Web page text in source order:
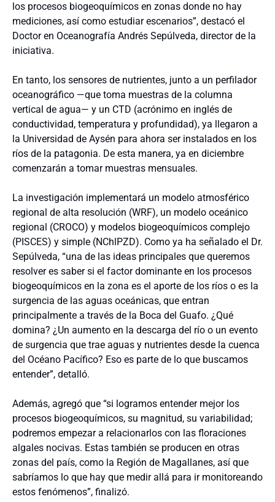
los procesos biogeoquímicos en zonas donde no hay
mediciones, así como estudiar escenarios”, destacó el
Doctor en Oceanografía Andrés Sepúlveda, director de la
iniciativa.
En tanto, los sensores de nutrientes, junto a un perfilador
oceanográfico —que toma muestras de la columna
vertical de agua— y un CTD (acrónimo en inglés de
conductividad, temperatura y profundidad), ya llegaron a
la Universidad de Aysén para ahora ser instalados en los
ríos de la patagonia. De esta manera, ya en diciembre
comenzarán a tomar muestras mensuales.
La investigación implementará un modelo atmosférico
regional de alta resolución (WRF), un modelo oceánico
regional (CROCO) y modelos biogeoquímicos complejo
(PISCES) y simple (NChlPZD). Como ya ha señalado el Dr.
Sepúlveda, “una de las ideas principales que queremos
resolver es saber si el factor dominante en los procesos
biogeoquímicos en la zona es el aporte de los ríos o es la
surgencia de las aguas oceánicas, que entran
principalmente a través de la Boca del Guafo. ¿Qué
domina? ¿Un aumento en la descarga del río o un evento
de surgencia que trae aguas y nutrientes desde la cuenca
del Océano Pacífico? Eso es parte de lo que buscamos
entender”, detalló.
Además, agregó que “si logramos entender mejor los
procesos biogeoquímicos, su magnitud, su variabilidad;
podremos empezar a relacionarlos con las floraciones
algales nocivas. Estas también se producen en otras
zonas del país, como la Región de Magallanes, así que
sabríamos lo que hay que medir allá para ir monitoreando
estos fenómenos”, finalizó.